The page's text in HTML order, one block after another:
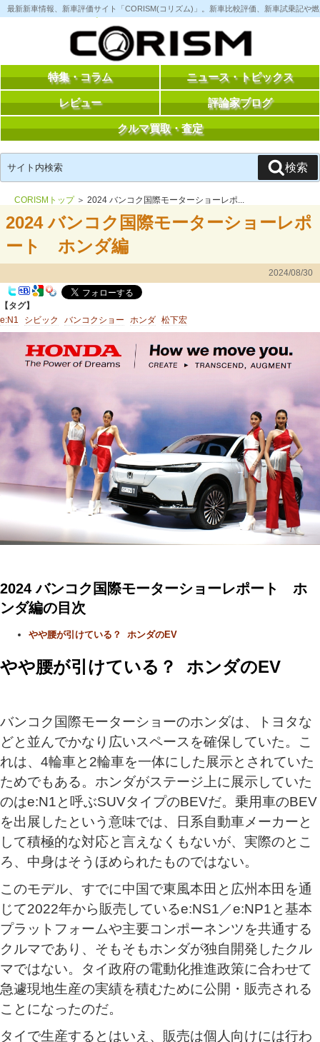
コ
ン
へ
最新新車情報、新車評価サイト「CORISM(コリズム)」。新車比較評価、新車試乗記や
特集・コラム ニュース・トピックス
レビュー 評論家ブログ
クルマ買取・査定
索:
検索
CORISMトップ＞ 2024 バンコク国際モーターショーレポ...
2024 バンコク国際モーターショーレポ
ート ホンダ編
2024/08/30
【タグ】
e:N1
シビック バンコクショー ホンダ 松下宏
2024 バンコク国際モーターショーレポート ホ
ンダ編の目次
やや腰が引けている？ ホンダのEV
やや腰が引けている？ ホンダのEV
バンコク国際モーターショーのホンダは、トヨタな
どと並んでかなり広いスペースを確保していた。こ
れは、4輪車と2輪車を一体にした展示とされていた
ためでもある。ホンダがステージ上に展示していた
のはe:N1と呼ぶSUVタイプのBEVだ。乗用車のBEV
を出展したという意味では、日系自動車メーカーと
して積極的な対応と言えなくもないが、実際のとこ
ろ、中身はそうほめられたものではない。
このモデル、すでに中国で東風本田と広州本田を通
じて2022年から販売しているe:NS1／e:NP1と基本
プラットフォームや主要コンポーネンツを共通する
クルマであり、そもそもホンダが独自開発したクル
マではない。タイ政府の電動化推進政策に合わせて
急遽現地生産の実績を積むために公開・販売される
ことになったのだ。
タイで生産するとはいえ、販売は個人向けには行わ